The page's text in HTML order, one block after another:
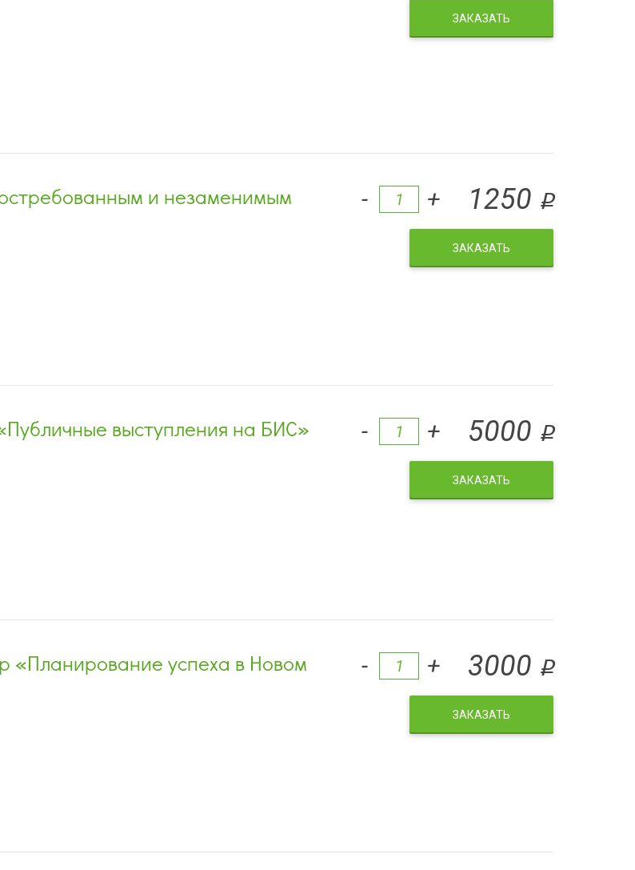
ЗАКАЗАТЬ
и незаменимым - + 1250 q
ЗАКАЗАТЬ
выступления на БИС» - + 5000 q
ЗАКАЗАТЬ
«Планирование успеха в Новом - + 3000 q
ЗАКАЗАТЬ